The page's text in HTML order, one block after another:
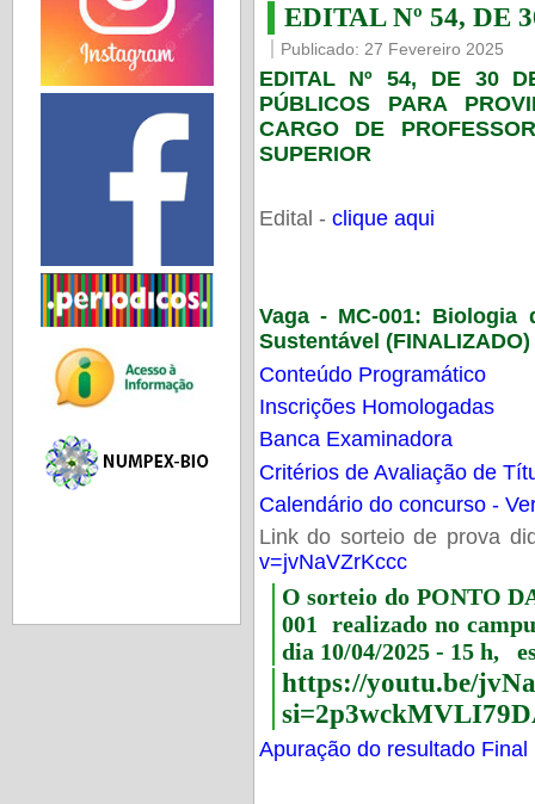
EDITAL Nº 54, DE
Publicado: 27 Fevereiro 2025
EDITAL Nº 54, DE 30
PÚBLICOS PARA
CARGO DE
SUPERIOR
Edital - clique aqui
Vaga - MC-001: Biologia
Sustentável (FINALIZADO)
Conteúdo Programático
Inscrições Homologadas
Banca Examinadora
Critérios de Avaliação de
Calendário do concurso -
Link do sorteio de prova
v=jvNaVZrKccc
O sorteio do PONTO
001 realizado no
dia 10/04/2025 - 15 h,
https://youtu.be/
Apuração do resultado Final